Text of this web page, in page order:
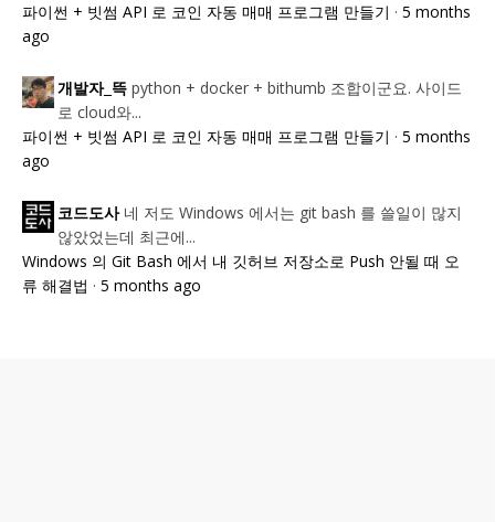
파이썬 + 빗썸 API 로 코인 자동 매매 프로그램 만들기 · 5 months
ago
개발자_뜩 python + docker + bithumb 조합이군요. 사이드
로 cloud와...
파이썬 + 빗썸 API 로 코인 자동 매매 프로그램 만들기 · 5 months
ago
코드도사 네 저도 Windows 에서는 git bash 를 쓸일이 많지
않았었는데 최근에...
Windows 의 Git Bash 에서 내 깃허브 저장소로 Push 안될 때 오
류 해결법 · 5 months ago